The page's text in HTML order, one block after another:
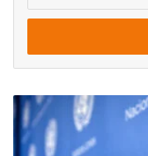
correo
ONU
reporta